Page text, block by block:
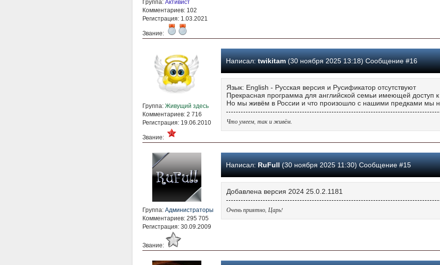
Группа: Активист
Комментариев: 102
Регистрация: 1.03.2021
Звание:
Группа: Живущий здесь
Комментариев: 2 716
Регистрация: 19.06.2010
Звание:
Написал: twikitam(30 ноября 2025 13:18) Сообщение #16
Язык: English - Русская версия и Русификатор отсутствуют
Прекрасная программа для английской семьи имеющей доступ
Но мы живём в России и что произошло с нашими предками мы
Что умеем, так и живём.
Группа: Администраторы
Комментариев: 295 705
Регистрация: 30.09.2009
Звание:
Написал: RuFull(30 ноября 2025 11:30) Сообщение #15
Добавлена версия 2024 25.0.2.1181
Очень приятно, Царь!